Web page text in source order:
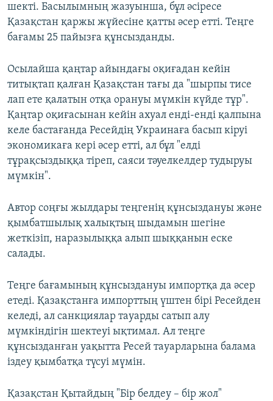
шекті. Басылымның жазуынша, бұл әсіресе
Қазақстан қаржы жүйесіне қатты әсер етті. Теңге
бағамы 25 пайызға құнсызданды.
Осылайша қаңтар айындағы оқиғадан кейін
титықтап қалған Қазақстан тағы да "шырпы тисе
лап ете қалатын отқа орануы мүмкін күйде тұр".
Қаңтар оқиғасынан кейін ахуал енді-енді қалпына
келе бастағанда Ресейдің Украинаға басып кіруі
экономикаға кері әсер етті, ал бұл "елді
тұрақсыздыққа тіреп, саяси тәуелкелдер тудыруы
мүмкін".
Автор соңғы жылдары теңгенің құнсыздануы және
қымбатшылық халықтың шыдамын шегіне
жеткізіп, наразылыққа алып шыққанын еске
салады.
Теңге бағамының құнсыздануы импортқа да әсер
етеді. Қазақстанға импорттың үштен бірі Ресейден
келеді, ал санкциялар тауарды сатып алу
мүмкіндігін шектеуі ықтимал. Ал теңге
құнсызданған уақытта Ресей тауарларына балама
іздеу қымбатқа түсуі мүмін.
Қазақстан Қытайдың "Бір белдеу – бір жол"